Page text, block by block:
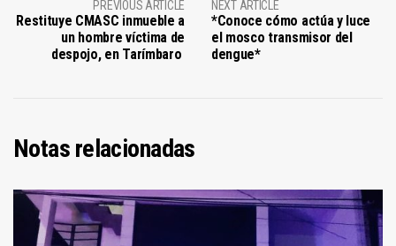
PREVIOUS ARTICLE
Restituye CMASC inmueble a
un hombre víctima de
despojo, en Tarímbaro
NEXT ARTICLE
*Conoce cómo actúa y luce
el mosco transmisor del
dengue*
Notas relacionadas